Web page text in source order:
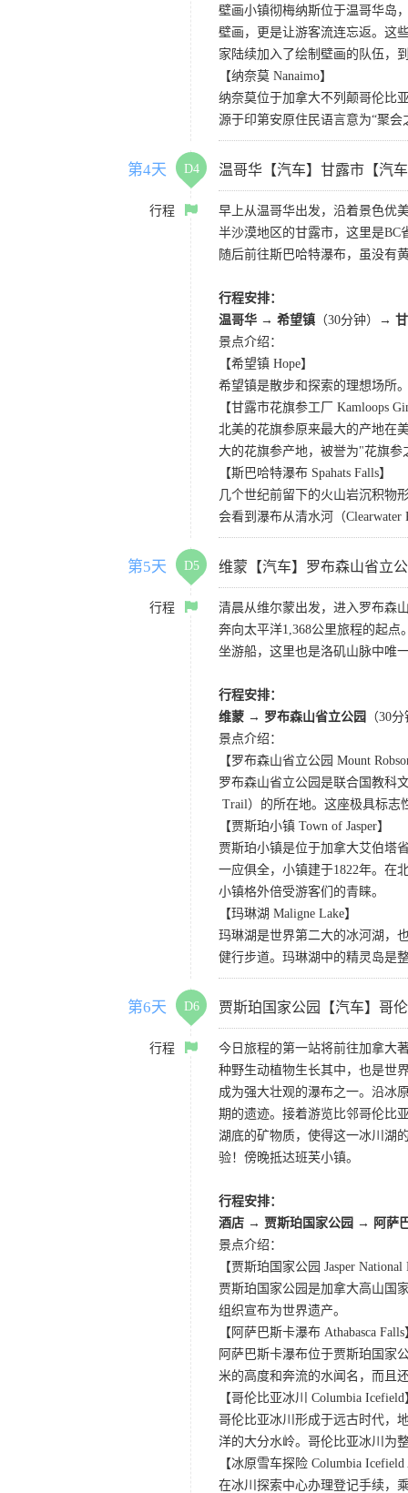
壁画小镇彻梅纳斯位于温哥华岛
壁画，更是让游客流连忘返。这
家陆续加入了绘制壁画的队伍，
【纳奈莫 Nanaimo】
纳奈莫位于加拿大不列颠哥伦比
源于印第安原住民语言意为“聚
第4天 D4 温哥华【汽车】甘露市【汽
行程
早上从温哥华出发，沿着景色优
半沙漠地区的甘露市，这里是
随后前往斯巴哈特瀑布，虽没有
行程安排：
温哥华 → 希望镇 （30分钟）
→ 甘
景点介绍：
【希望镇 Hope】
希望镇是散步和探索的理想场所
【甘露市花旗参工厂 Kamloops
北美的花旗参原来最大的产地在
大的花旗参产地，被誉为"花旗
【斯巴哈特瀑布 Spahats Falls】
几个世纪前留下的火山岩沉积物
会看到瀑布从清水河（
第5天 D5 维蒙【汽车】罗布森山省立
行程
清晨从维尔蒙出发，进入罗布森
奔向太平洋1,368公里旅程的起
坐游船，这里也是洛矶山脉中唯
行程安排：
维蒙 → 罗布森山省立公园
（30
景点介绍：
【罗布森山省立公园 Mount
罗布森山省立公园是联合国教科
Trail）的所在地。这座极具标志
【贾斯珀小镇 Town of Jasper】
贾斯珀小镇是位于加拿大艾伯塔
一应俱全，小镇建于1822年。在
小镇格外倍受游客们的青睐。
【玛琳湖 Maligne Lake】
玛琳湖是世界第二大的冰河湖，
健行步道。玛琳湖中的精灵岛是
第6天 D6 贾斯珀国家公园【汽车】哥
行程
今日旅程的第一站将前往加拿大
种野生动植物生长其中，也是世
成为强大壮观的瀑布之一。沿冰
期的遗迹。接着游览比邻哥伦比
湖底的矿物质，使得这一冰川湖
验！傍晚抵达班芙小镇。
行程安排：
酒店 → 贾斯珀国家公园 → 阿萨
景点介绍：
【贾斯珀国家公园 Jasper National
贾斯珀国家公园是加拿大高山国
组织宣布为世界遗产。
【阿萨巴斯卡瀑布 Athabasca Falls
阿萨巴斯卡瀑布位于贾斯珀国家
米的高度和奔流的水闻名，而且
【哥伦比亚冰川 Columbia Icefield
哥伦比亚冰川形成于远古时代，
洋的大分水岭。哥伦比亚冰川为
【冰原雪车探险 Columbia
在冰川探索中心办理登记手续，